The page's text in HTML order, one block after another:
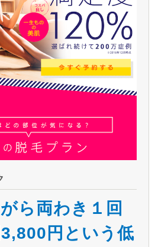
ら両わき１回
円という低